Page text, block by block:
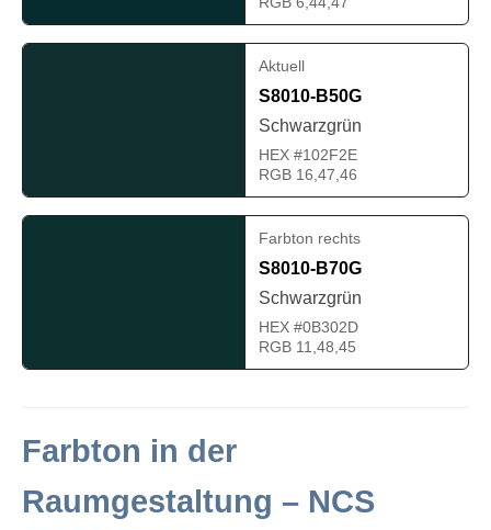
Aktuell
S8010-B50G
Schwarzgrün
HEX #102F2E
RGB 16,47,46
Farbton rechts
S8010-B70G
Schwarzgrün
HEX #0B302D
RGB 11,48,45
Farbton in der
Raumgestaltung – NCS